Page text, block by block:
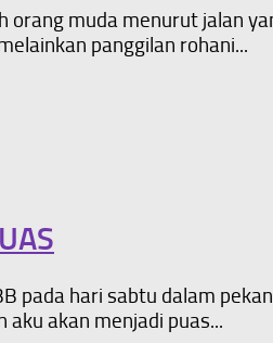
orang muda menurut jalan
panggilan rohani...
pada hari sabtu dalam
akan menjadi puas...